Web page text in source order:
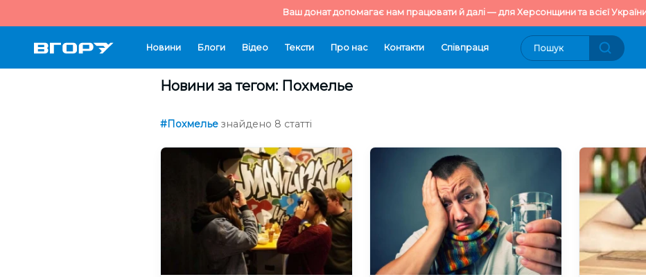
Ваш донат допомагає нам працювати й далі — для Херсонщини та всієї
Новини Блоги Відео Тексти Про нас Контакти Cпівпраця
Новини за тегом: Похмелье
#Похмелье знайдено 8 статті